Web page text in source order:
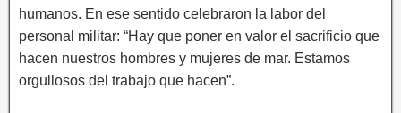
humanos. En ese sentido celebraron la labor del
personal militar: “Hay que poner en valor el sacrificio que
hacen nuestros hombres y mujeres de mar. Estamos
orgullosos del trabajo que hacen”.